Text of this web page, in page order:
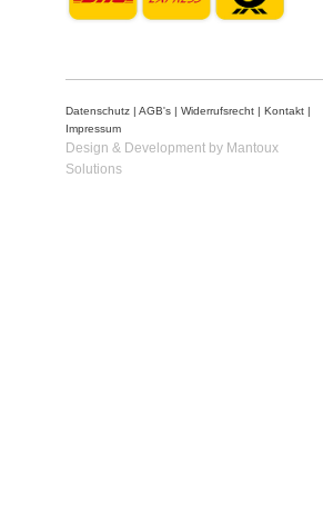
Datenschutz AGB's Widerrufsrecht Kontakt
Impressum
Design & Development by Mantoux
Solutions